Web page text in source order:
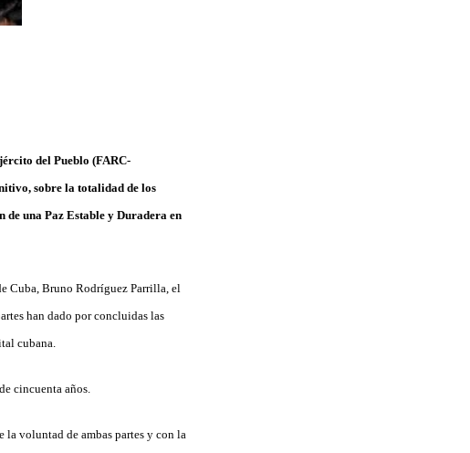
del Pueblo (FARC-
sobre la totalidad de los
una Paz Estable y Duradera en
Cuba, Bruno Rodríguez Parrilla, el
han dado por concluidas las
cubana.
cincuenta años.
la voluntad de ambas partes y con la